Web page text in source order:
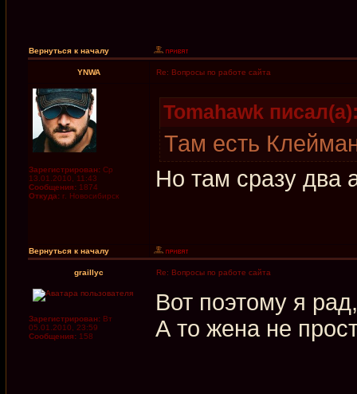
Вернуться к началу
YNWA Re: Вопросы по работе сайта
Зарегистрирован: Ср
13.01.2010, 11:43
Сообщения: 1874
Откуда: г. Новосибирск
Tomahawk
Там есть
Но там сразу два
Вернуться к началу
graillyc Re: Вопросы по работе сайта
Зарегистрирован: Вт
05.01.2010, 23:59
Сообщения: 158
Вот поэтому я
А то жена не